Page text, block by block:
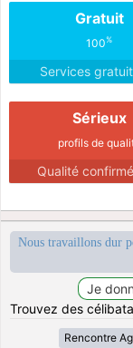
Gratuit
100%
Services
Sérieux
profils de
Qualité
Nous travaillons dur
Trouvez des
Rencontre